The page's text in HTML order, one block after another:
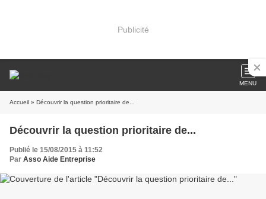
Publicité
MENU
Accueil » Découvrir la question prioritaire de...
Découvrir la question prioritaire de...
Publié le 15/08/2015 à 11:52
Par Asso Aide Entreprise